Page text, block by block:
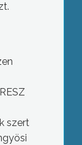
szert